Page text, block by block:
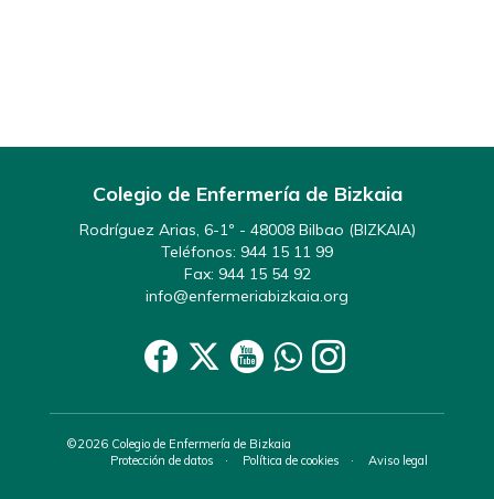
Colegio de Enfermería de Bizkaia
Rodríguez Arias, 6-1º - 48008 Bilbao (BIZKAIA)
Teléfonos: 944 15 11 99
Fax: 944 15 54 92
info@enfermeriabizkaia.org
©2026 Colegio de Enfermería de Bizkaia
Protección de datos
Política de cookies Aviso legal